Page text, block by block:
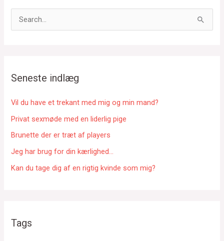
ø
f
e
r
:
Seneste indlæg
Vil du have et trekant med mig og min mand?
Privat sexmøde med en liderlig pige
Brunette der er træt af players
Jeg har brug for din kærlighed…
Kan du tage dig af en rigtig kvinde som mig?
Tags